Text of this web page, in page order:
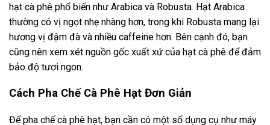
hạt cà phê phổ biến như Arabica và Robusta. Hạt Arabica
thường có vị ngọt nhẹ nhàng hơn, trong khi Robusta mang lại
hương vị đậm đà và nhiều caffeine hơn. Bên cạnh đó, bạn
cũng nên xem xét nguồn gốc xuất xứ của hạt cà phê để đảm
bảo độ tươi ngon.
Cách Pha Chế Cà Phê Hạt Đơn Giản
Để pha chế cà phê hạt, bạn cần có một số dụng cụ như máy